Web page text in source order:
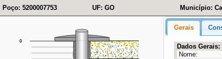
Poço: 5200007753 UF: GO Município:
Gerais
Dados Gerais:
Nome: